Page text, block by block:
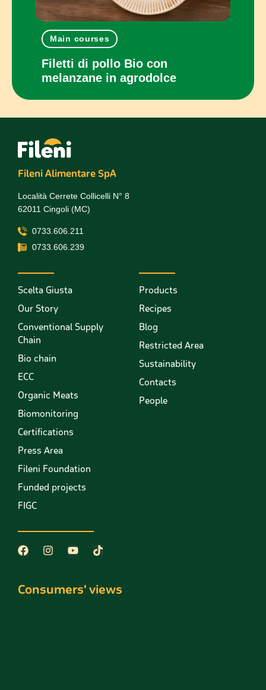
Main courses
Filetti di pollo Bio con
melanzane in agrodolce
Fileni Alimentare SpA
Località Cerrete Collicelli N° 8
62011 Cingoli (MC)
0733.606.211
0733.606.239
Scelta Giusta
Our Story
Conventional Supply
Chain
Bio chain
ECC
Organic Meats
Biomonitoring
Certifications
Press Area
Fileni Foundation
Funded projects
FIGC
Products
Recipes
Blog
Restricted Area
Sustainability
Contacts
People
Consumers' views